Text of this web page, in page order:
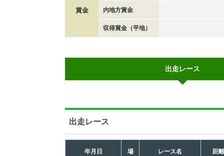
賞金 内地方賞金
収得賞金（平地）
出走レース
出走レース
年月日 場 レース名 距離